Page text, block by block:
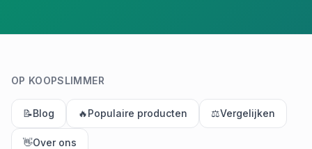
OP KOOPSLIMMER
📝Blog 🔥Populaire producten ⚖️Vergelijken
👋Over ons